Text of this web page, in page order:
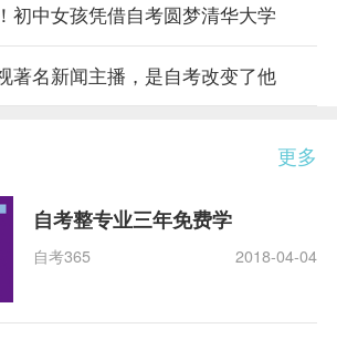
初中女孩凭借自考圆梦清华大学
著名新闻主播，是自考改变了他
更多
自考整专业三年免费学
自考365 2018-04-04